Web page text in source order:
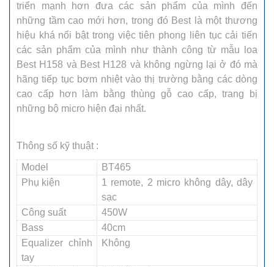
triển mạnh hơn đưa các sản phẩm của mình đến
những tầm cao mới hơn, trong đó Best là một thương
hiệu khá nổi bật trong việc tiên phong liên tục cải tiến
các sản phẩm của mình như thành công từ mẫu loa
Best H158 và Best H128 và không ngừng lại ở đó mà
hãng tiếp tục bơm nhiệt vào thị trường bằng các dòng
cao cấp hơn làm bằng thùng gỗ cao cấp, trang bị
những bộ micro hiện đại nhất.
Thông số kỹ thuật :
Model
BT465
Phụ kiện
1 remote, 2 micro không dây, dây
sạc
Công suất
450W
Bass
40cm
Equalizer chỉnh
tay
Không